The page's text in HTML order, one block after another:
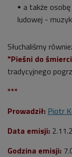
a także
ludowej -
Słuchaliśmy
"Pieśni do
tradycyjnego
***
Prowadził: Piotr
Data emisji:
Godzina emisji: